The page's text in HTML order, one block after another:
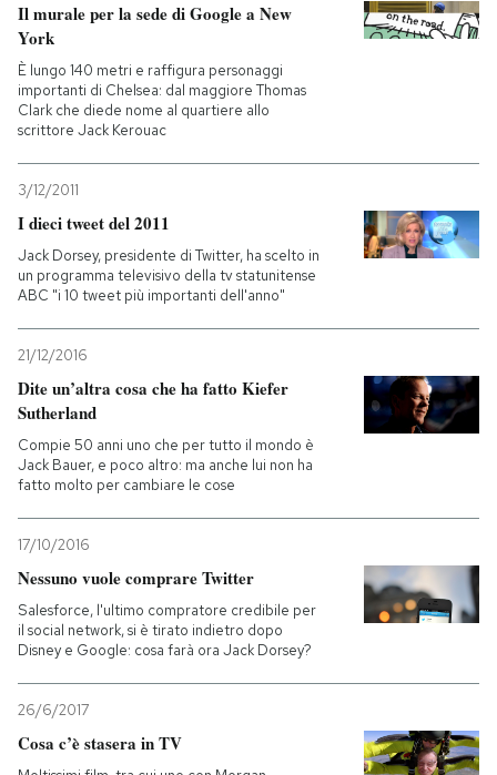
Il murale per la sede di Google a New
York
È lungo 140 metri e raffigura personaggi
importanti di Chelsea: dal maggiore Thomas
Clark che diede nome al quartiere allo
scrittore Jack Kerouac
3/12/2011
I dieci tweet del 2011
Jack Dorsey, presidente di Twitter, ha scelto in
un programma televisivo della tv statunitense
ABC "i 10 tweet più importanti dell'anno"
21/12/2016
Dite un’altra cosa che ha fatto Kiefer
Sutherland
Compie 50 anni uno che per tutto il mondo è
Jack Bauer, e poco altro: ma anche lui non ha
fatto molto per cambiare le cose
17/10/2016
Nessuno vuole comprare Twitter
Salesforce, l'ultimo compratore credibile per
il social network, si è tirato indietro dopo
Disney e Google: cosa farà ora Jack Dorsey?
26/6/2017
Cosa c’è stasera in TV